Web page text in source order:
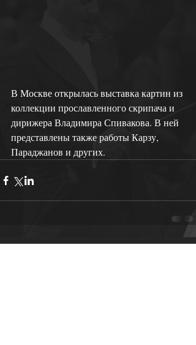
В Москве открылась выставка картин из
коллекции прославленного скрипача и
дирижера Владимира Спивакова. В ней
представлены также работы Карзу,
Параджанов и других.